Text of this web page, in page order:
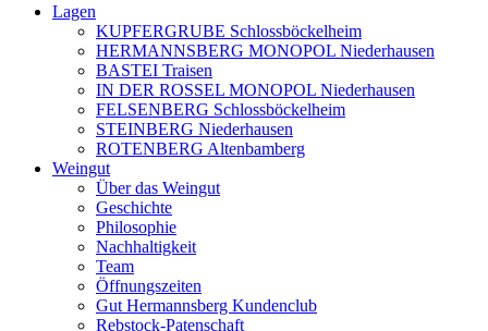
Lagen
KUPFERGRUBE Schlossböckelheim
HERMANNSBERG MONOPOL Niederhausen
BASTEI Traisen
IN DER ROSSEL MONOPOL Niederhausen
FELSENBERG Schlossböckelheim
STEINBERG Niederhausen
ROTENBERG Altenbamberg
Weingut
Über das Weingut
Geschichte
Philosophie
Nachhaltigkeit
Team
Öffnungszeiten
Gut Hermannsberg Kundenclub
Rebstock-Patenschaft